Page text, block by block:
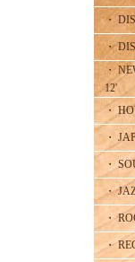
・
・
・
12'
・
・
・
・
・
・